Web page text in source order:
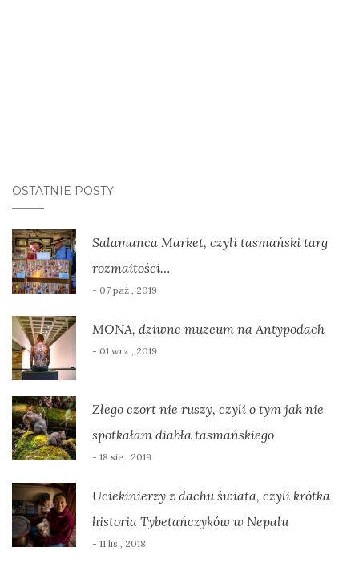
OSTATNIE POSTY
Salamanca Market, czyli tasmański targ
rozmaitości…
- 07 paź , 2019
MONA, dziwne muzeum na Antypodach
- 01 wrz , 2019
Złego czort nie ruszy, czyli o tym jak nie
spotkałam diabła tasmańskiego
- 18 sie , 2019
Uciekinierzy z dachu świata, czyli krótka
historia Tybetańczyków w Nepalu
- 11 lis , 2018